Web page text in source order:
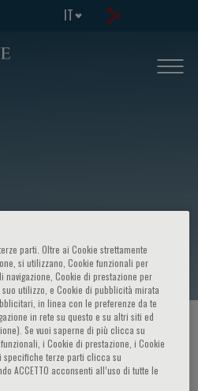
IT
/ RELATORE
parti. Oltre ai Cookie strettamente
si utilizzano, Cookie funzionali per
Cookie di prestazione per
utilizzo, e Cookie di pubblicità mirata
in linea con le preferenze da te
in rete su questo e su altri siti ed
Se vuoi saperne di più clicca su
i Cookie di prestazione, i Cookie
terze parti clicca su
ACCETTO acconsenti all’uso di tutte le